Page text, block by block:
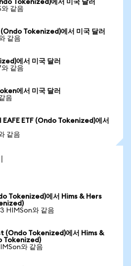
Tokenized)에서 미국 달러
같음
(Ondo Tokenized)에서 미국 달러
같음
에서 미국 달러
같음
에서 미국 달러
음
ETF (Ondo Tokenized)에서
같음
Tokenized)에서 Hims & Hers
HIMSon와 같음
(Ondo Tokenized)에서 Hims &
Tokenized)
와 같음